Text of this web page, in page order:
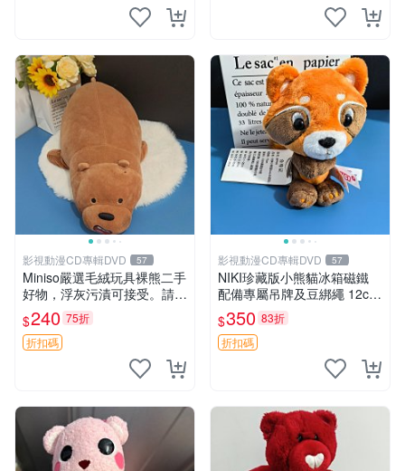
影視動漫CD專輯DVD 57
Miniso嚴選毛絨玩具裸熊二手
好物，浮灰污漬可接受。請詳
閱照片再下單，售出不退不
換。全新品相收藏推薦。 裸
熊 毛絨玩具 收藏
$240 75折
折扣碼
影視動漫CD專輯DVD 57
NIKI珍藏版小熊貓冰箱磁鐵
配備專屬吊牌及豆綁繩 12cm
廢品嚴選 好評推薦 小熊貓冰
箱貼 磁鐵掛件 冰箱飾品
$350 83折
折扣碼